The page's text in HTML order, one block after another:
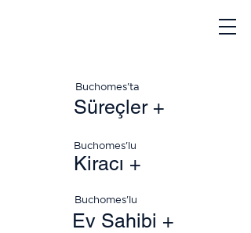
Buchomes'ta
Süreçler +
Buchomes'lu
Kiracı +
Buchomes'lu
Ev Sahibi +